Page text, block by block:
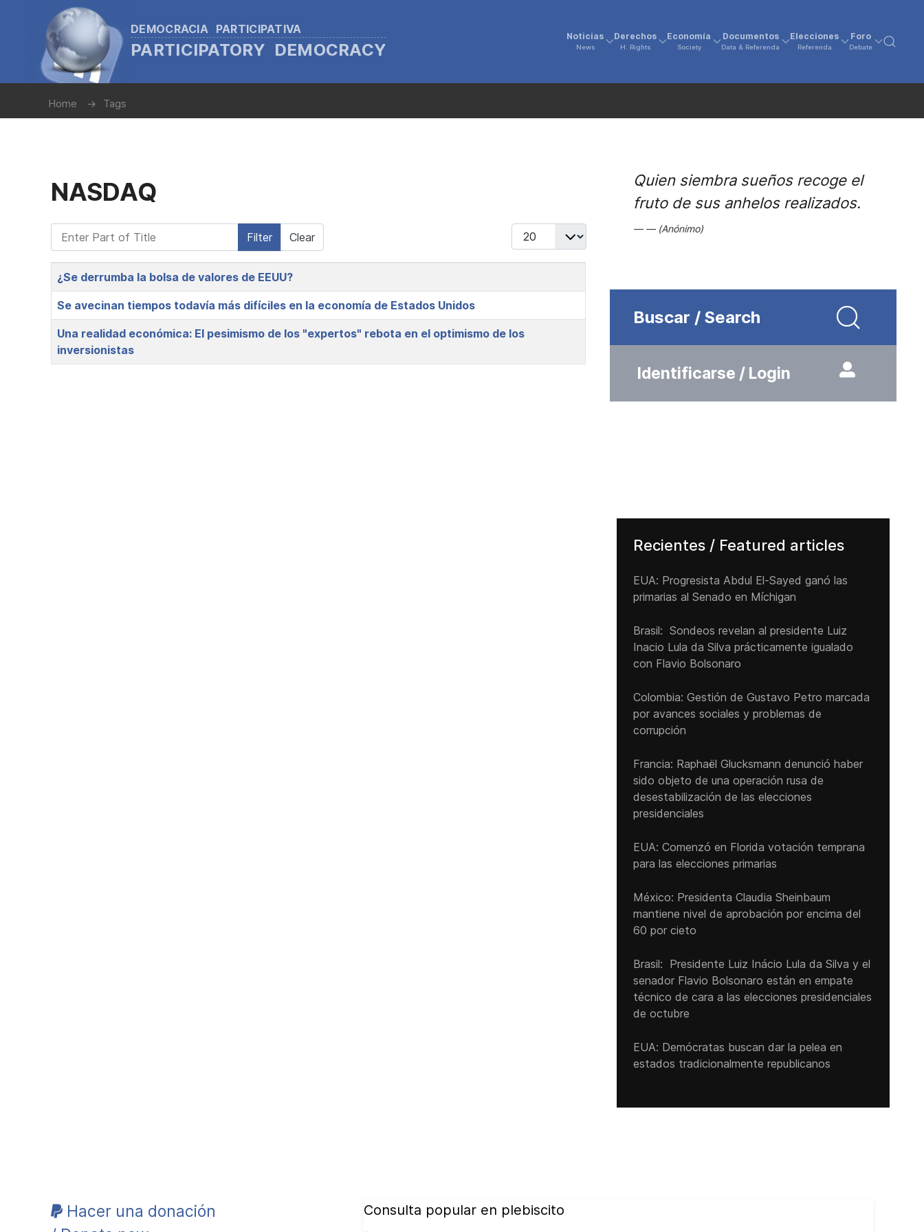
DEMOCRACIA PARTICIPATIVA
PARTICIPATORY DEMOCRACY
Noticias
News
Derechos
H. Rights
Economía
Society
Documentos
Data & Referenda
Elecciones
Referenda
Foro
Debate
Home Tags
NASDAQ
Enter Part of Title Filter Clear Display #
Title
¿Se derrumba la bolsa de valores de EEUU?
Se avecinan tiempos todavía más difíciles en la economía de Estados Unidos
Una realidad económica: El pesimismo de los "expertos" rebota en el optimismo de los
inversionistas
Quien siembra sueños recoge el
fruto de sus anhelos realizados.
(Anónimo)
Buscar / Search
Identificarse / Login
Recientes / Featured articles
EUA: Progresista Abdul El-Sayed ganó las
primarias al Senado ‌en Míchigan
Brasil: Sondeos revelan al presidente Luiz
Inacio Lula da Silva prácticamente igualado
con Flavio Bolsonaro
Colombia: Gestión de Gustavo Petro marcada
por avances sociales y problemas de
corrupción
Francia: Raphaël Glucksmann denunció haber
sido objeto de una operación rusa de
desestabilización de las elecciones
presidenciales
EUA: Comenzó en Florida votación temprana
para las elecciones primarias
México: Presidenta Claudia Sheinbaum
mantiene nivel de aprobación por encima del
60 por cieto
Brasil: Presidente Luiz Inácio Lula da Silva y el
senador Flavio ‌Bolsonaro están en empate
técnico de cara a las ‌elecciones presidenciales
de octubre
EUA: Demócratas buscan dar la pelea en
estados tradicionalmente republicanos
Hacer una donación
Consulta popular en plebiscito